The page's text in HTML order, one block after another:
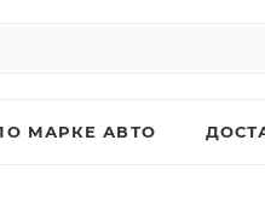
МАРКЕ АВТО